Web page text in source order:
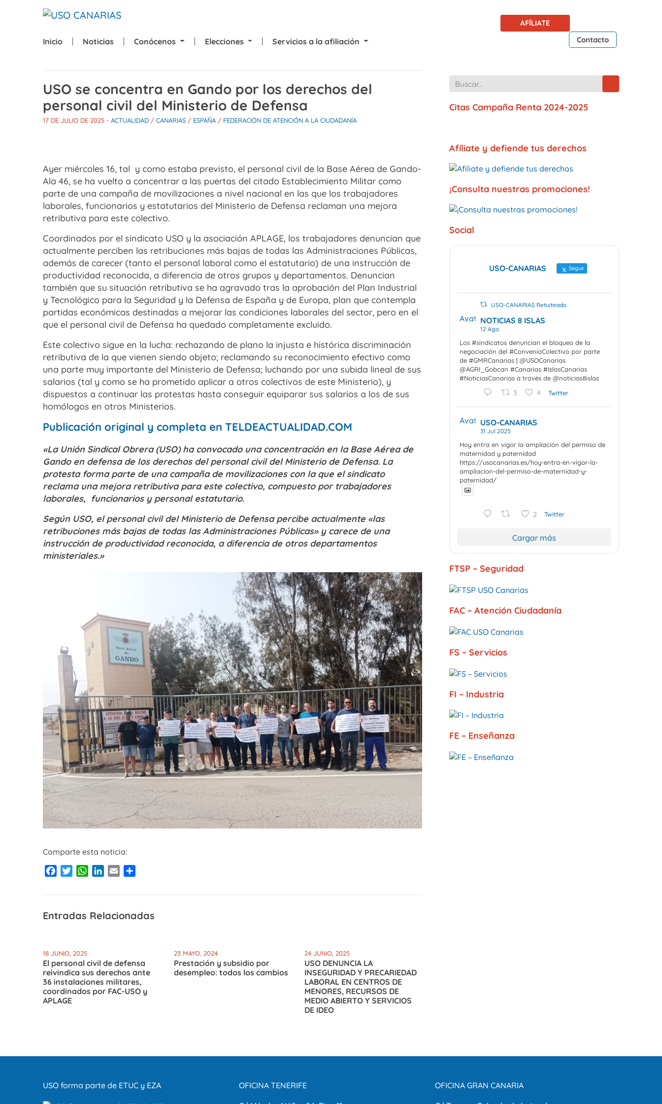
AFÍLIATE
Inicio Noticias Conócenos Elecciones Servicios a la afiliación Contacto
USO se concentra en Gando por los derechos del
personal civil del Ministerio de Defensa
17 DE JULIO DE 2025 - ACTUALIDAD / CANARIAS / ESPAÑA / FEDERACIÓN DE ATENCIÓN A LA CIUDADANÍA
Ayer miércoles 16, tal y como estaba previsto, el personal civil de la Base Aérea de Gando-
Ala 46, se ha vuelto a concentrar a las puertas del citado Establecimiento Militar como
parte de una campaña de movilizaciones a nivel nacional en las que los trabajadores
laborales, funcionarios y estatutarios del Ministerio de Defensa reclaman una mejora
retributiva para este colectivo.
Coordinados por el sindicato USO y la asociación APLAGE, los trabajadores denuncian que
actualmente perciben las retribuciones más bajas de todas las Administraciones Públicas,
además de carecer (tanto el personal laboral como el estatutario) de una instrucción de
productividad reconocida, a diferencia de otros grupos y departamentos. Denuncian
también que su situación retributiva se ha agravado tras la aprobación del Plan Industrial
y Tecnológico para la Seguridad y la Defensa de España y de Europa, plan que contempla
partidas económicas destinadas a mejorar las condiciones laborales del sector, pero en el
que el personal civil de Defensa ha quedado completamente excluido.
Este colectivo sigue en la lucha: rechazando de plano la injusta e histórica discriminación
retributiva de la que vienen siendo objeto; reclamando su reconocimiento efectivo como
una parte muy importante del Ministerio de Defensa; luchando por una subida lineal de sus
salarios (tal y como se ha prometido aplicar a otros colectivos de este Ministerio), y
dispuestos a continuar las protestas hasta conseguir equiparar sus salarios a los de sus
homólogos en otros Ministerios.
Publicación original y completa en TELDEACTUALIDAD.COM
«La Unión Sindical Obrera (USO) ha convocado una concentración en la Base Aérea de
Gando en defensa de los derechos del personal civil del Ministerio de Defensa. La
protesta forma parte de una campaña de movilizaciones con la que el sindicato
reclama una mejora retributiva para este colectivo, compuesto por trabajadores
laborales, funcionarios y personal estatutario.
Según USO, el personal civil del Ministerio de Defensa percibe actualmente «las
retribuciones más bajas de todas las Administraciones Públicas» y carece de una
instrucción de productividad reconocida, a diferencia de otros departamentos
ministeriales.»
Comparte esta noticia:
Facebook
TwitterWhatsApp
LinkedIn
Email
Entradas Relacionadas
18 JUNIO, 2025
El personal civil de defensa
reivindica sus derechos ante
36 instalaciones militares,
coordinados por FAC-USO y
APLAGE
23 MAYO, 2024
Prestación y subsidio por
desempleo: todos los cambios
24 JUNIO, 2025
USO DENUNCIA LA
INSEGURIDAD Y PRECARIEDAD
LABORAL EN CENTROS DE
MENORES, RECURSOS DE
MEDIO ABIERTO Y SERVICIOS
DE IDEO
Citas Campaña Renta 2024-2025
Afíliate y defiende tus derechos
¡Consulta nuestras promociones!
Social
USO-CANARIAS Seguir
USO-CANARIAS Retuiteado
AvatarNOTICIAS 8 ISLAS
12 Ago
Los #sindicatos denuncian el bloqueo de la
negociación del #ConvenioColectivo por parte
de #GMRCanarias | @USOCanarias
@AGRI_Gobcan #Canarias #IslasCanarias
#NoticiasCanarias a través de @noticias8islas
3 4 Twitter
AvatarUSO-CANARIAS
31 Jul 2025
Hoy entra en vigor la ampliación del permiso de
maternidad y paternidad
https://usocanarias.es/hoy-entra-en-vigor-la-
ampliacion-del-permiso-de-maternidad-y-
paternidad/
2 Twitter
Cargar más
FTSP – Seguridad
FAC – Atención Ciudadanía
FS – Servicios
FI – Industria
FE – Enseñanza
USO forma parte de ETUC y EZA OFICINA TENERIFE OFICINA GRAN CANARIA